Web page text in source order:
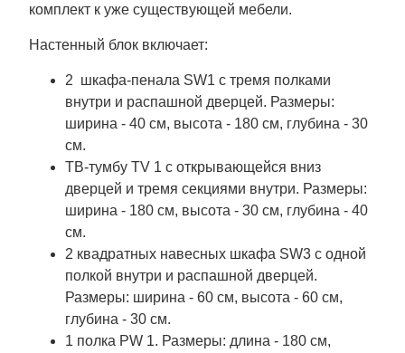
комплект к уже существующей мебели.
Настенный блок включает:
2 шкафа-пенала SW1 с тремя полками
внутри и распашной дверцей. Размеры:
ширина - 40 см, высота - 180 см, глубина - 30
см.
ТВ-тумбу TV 1 с открывающейся вниз
дверцей и тремя секциями внутри. Размеры:
ширина - 180 см, высота - 30 см, глубина - 40
см.
2 квадратных навесных шкафа SW3 с одной
полкой внутри и распашной дверцей.
Размеры: ширина - 60 см, высота - 60 см,
глубина - 30 см.
1 полка PW 1. Размеры: длина - 180 см,